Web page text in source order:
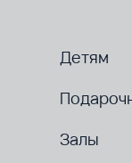
Детям
Залы